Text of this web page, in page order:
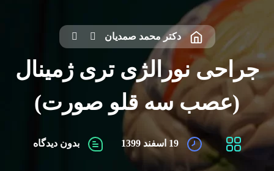
دکتر محمد صمدیان
جراحی نورالژی تری ژمینال
(عصب سه قلو صورت)
بدون دیدگاه